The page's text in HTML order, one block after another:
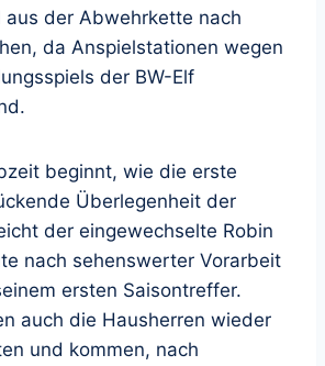
aus der Abwehrkette nach
da Anspielstationen wegen
der BW-Elf
beginnt, wie die erste
Überlegenheit der
der eingewechselte Robin
nach sehenswerter Vorarbeit
ersten Saisontreffer.
auch die Hausherren wieder
und kommen, nach